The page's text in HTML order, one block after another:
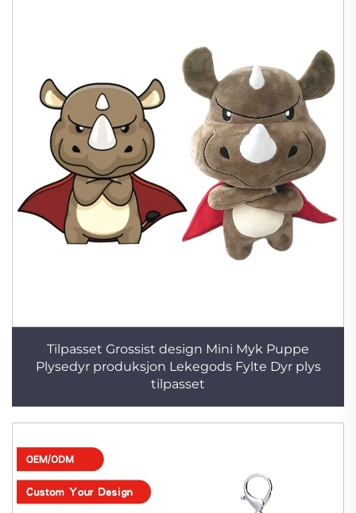
Tilpasset Grossist design Mini Myk Puppe
Plysedyr produksjon Lekegods Fylte Dyr plys
tilpasset